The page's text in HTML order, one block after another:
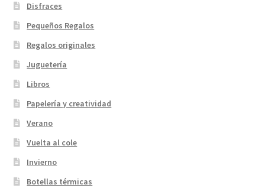
Disfraces
Pequeños Regalos
Regalos originales
Juguetería
Libros
Papelería y creatividad
Verano
Vuelta al cole
Invierno
Botellas térmicas